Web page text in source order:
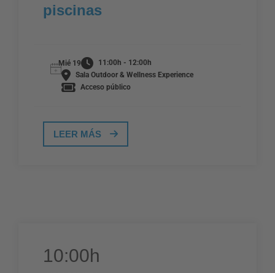
piscinas
Mié 19
11:00h - 12:00h
Sala Outdoor & Wellness Experience
Acceso público
LEER MÁS
10:00h